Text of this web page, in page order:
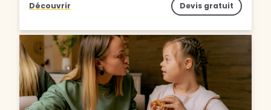
Découvrir Devis gratuit